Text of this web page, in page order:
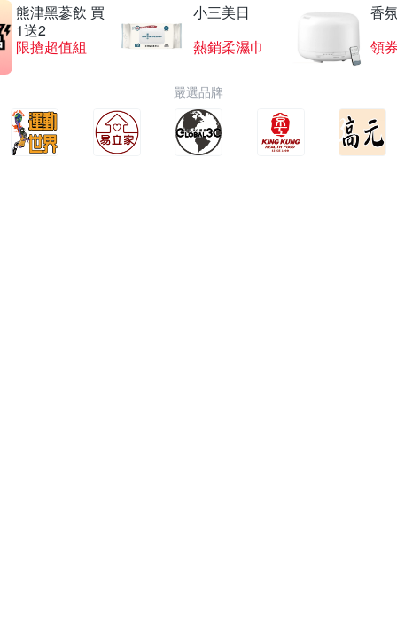
熊津黑蔘飲 買
1送2
限搶超值組
小三美日
熱銷柔濕巾
香
領
嚴選品牌